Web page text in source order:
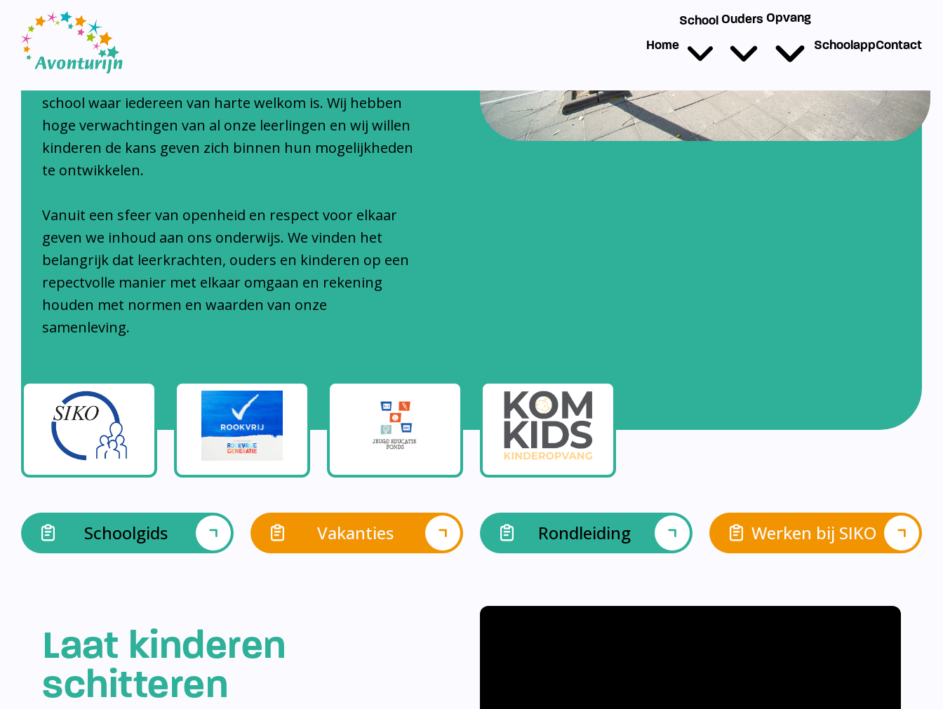
Avonturijn laat kinderen schitteren
school waar iedereen van harte welkom is. Wij hebben
hoge verwachtingen van al onze leerlingen en wij willen
kinderen de kans geven zich binnen hun mogelijkheden
te ontwikkelen.
Vanuit een sfeer van openheid en respect voor elkaar
geven we inhoud aan ons onderwijs. We vinden het
belangrijk dat leerkrachten, ouders en kinderen op een
repectvolle manier met elkaar omgaan en rekening
houden met normen en waarden van onze
samenleving.
Schoolgids Vakanties Rondleiding Werken bij SIKO
Laat kinderen
schitteren